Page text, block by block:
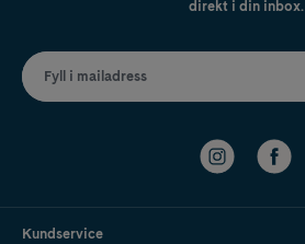
direkt i din inbox.
Fyll i mailadress
Kundservice